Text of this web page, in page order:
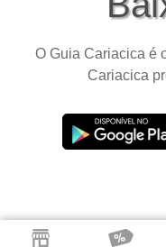
O Guia Cariacica é
Cariacica